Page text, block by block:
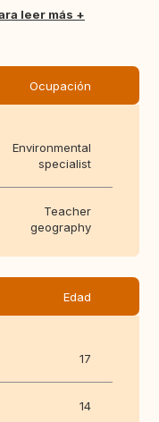
leer más
Ocupación
Environmental
specialist
Teacher
geography
Edad
17
14